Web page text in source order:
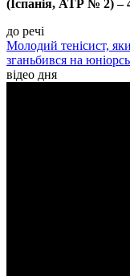
(Іспанія, АТР № 2) –
до речі
Молодий тенісист,
зганьбився на
відео дня